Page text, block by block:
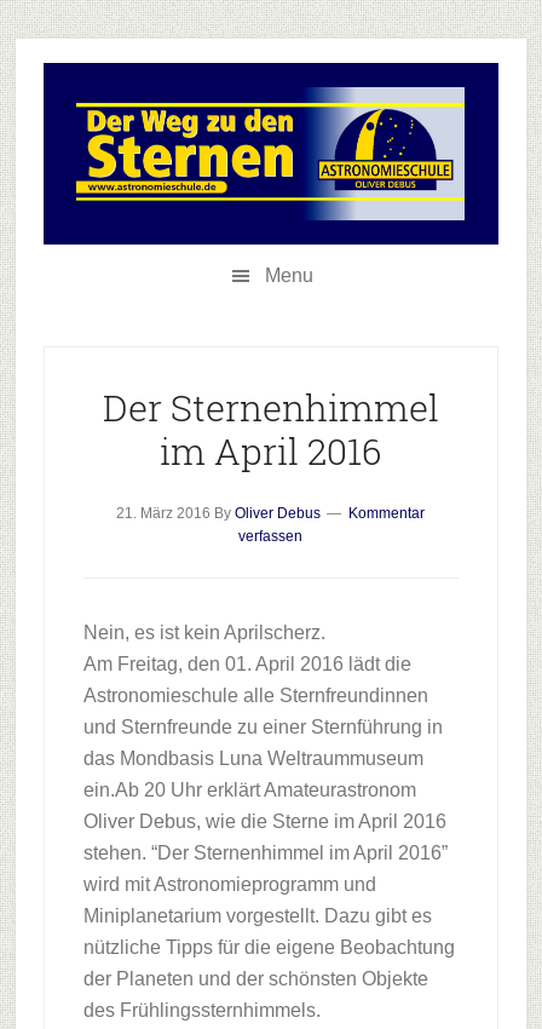
Skip
to
secondary
menu
Skip
to
main
content
Zur
Hauptsidebar
springen
Menu
Der Sternenhimmel
im April 2016
21. März 2016 ByOliver Debus
Kommentar
verfassen
Nein, es ist kein Aprilscherz.
Am Freitag, den 01. April 2016 lädt die
Astronomieschule alle Sternfreundinnen
und Sternfreunde zu einer Sternführung in
das Mondbasis Luna Weltraummuseum
ein.Ab 20 Uhr erklärt Amateurastronom
Oliver Debus, wie die Sterne im April 2016
stehen. “Der Sternenhimmel im April 2016”
wird mit Astronomieprogramm und
Miniplanetarium vorgestellt. Dazu gibt es
nützliche Tipps für die eigene Beobachtung
der Planeten und der schönsten Objekte
des Frühlingssternhimmels.